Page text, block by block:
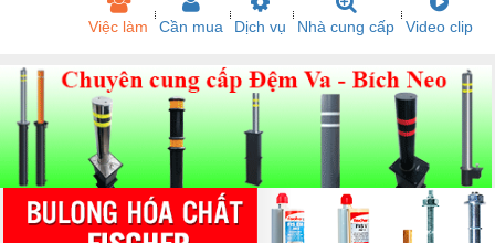
Việc làm Cần mua Dịch vụ Nhà cung cấp Video clip